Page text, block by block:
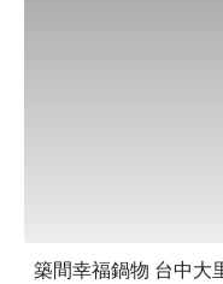
築間幸福鍋物 台中大